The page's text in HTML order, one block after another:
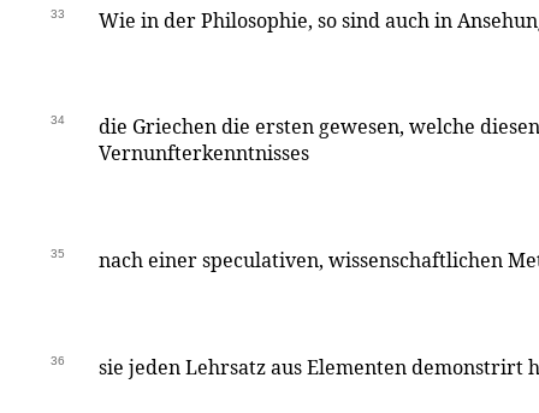
33 Wie in der Philosophie, so sind auch in
34
die Griechen die ersten gewesen, welche
Vernunfterkenntnisses
35 nach einer speculativen, wissenschaftlichen
36 sie jeden Lehrsatz aus Elementen demonstrirt